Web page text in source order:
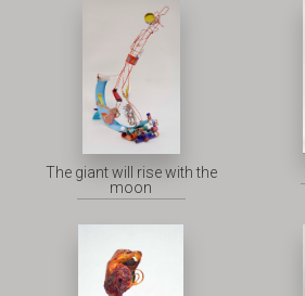
The giant will rise with the
moon